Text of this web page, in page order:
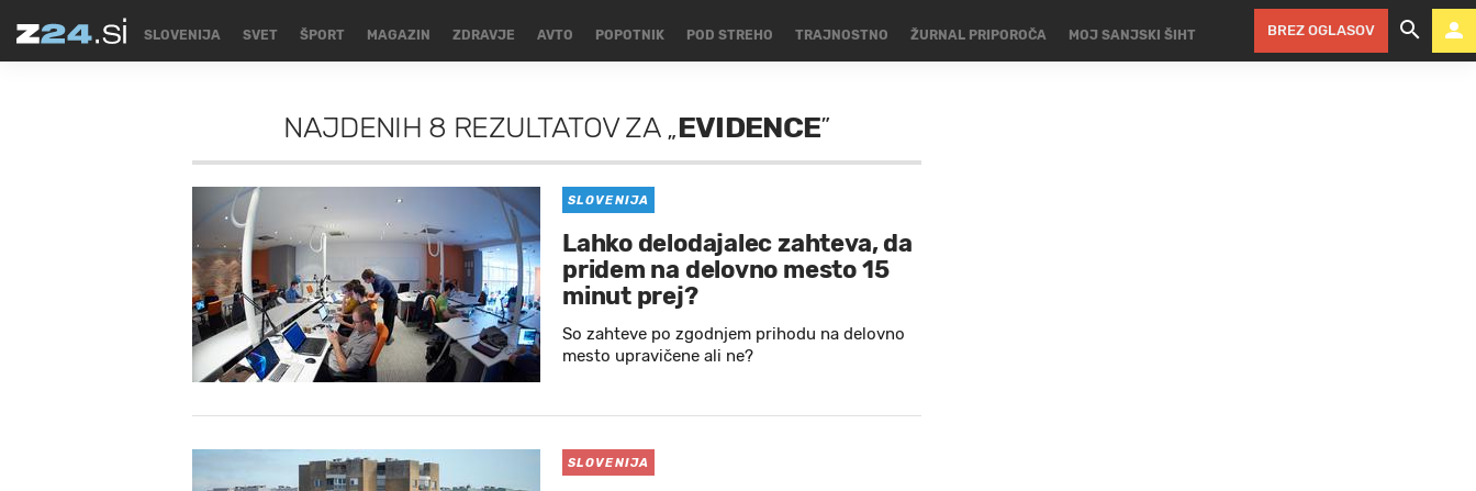
SLOVENIJA SVET ŠPORT MAGAZIN ZDRAVJE AVTO POPOTNIK POD STREHO TRAJNOSTNO ŽURNAL PRIPOROČA MOJ SANJSKI ŠIHT BREZ OGLASOV
NAJDENIH 8 REZULTATOVZA„EVIDENCE”
SLOVENIJA
Lahko delodajalec zahteva, da
pridem na delovno mesto 15
minut prej?
So zahteve po zgodnjem prihodu na delovno
mesto upravičene ali ne?
SLOVENIJA